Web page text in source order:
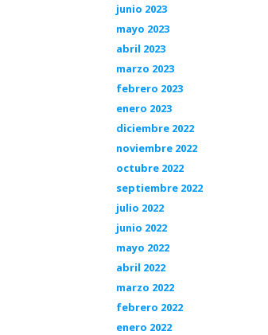
junio 2023
mayo 2023
abril 2023
marzo 2023
febrero 2023
enero 2023
diciembre 2022
noviembre 2022
octubre 2022
septiembre 2022
julio 2022
junio 2022
mayo 2022
abril 2022
marzo 2022
febrero 2022
enero 2022